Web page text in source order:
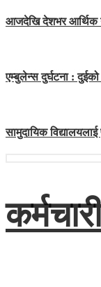
आजदेखि देशभर आर्थिक
एम्बुलेन्स दुर्घटना :
सामुदायिक